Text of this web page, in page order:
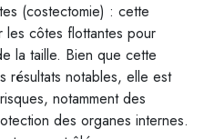
(costectomie) : cette
les côtes flottantes pour
la taille. Bien que cette
résultats notables, elle est
notamment des
des organes internes.